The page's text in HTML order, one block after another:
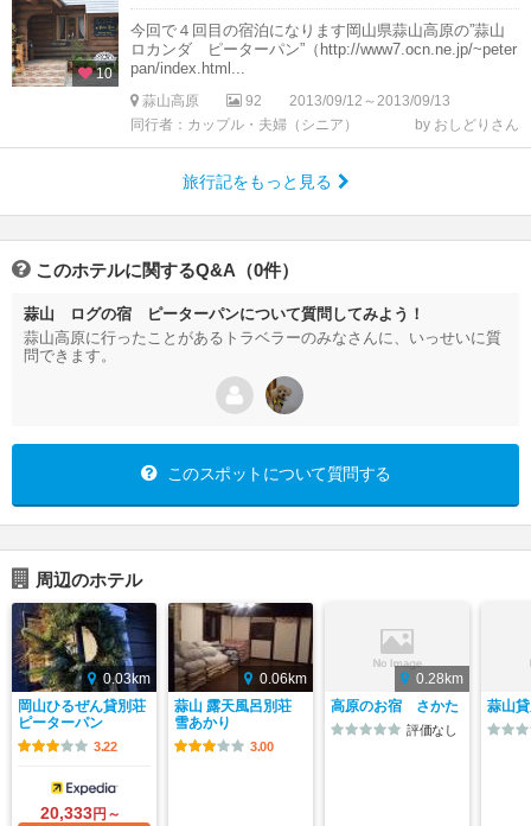
10
今回で４回目の宿泊になります岡山県蒜山高原の”蒜山
ロカンダ ピーターパン”（http://www7.ocn.ne.jp/~peter
pan/index.html...
蒜山高原 92
2013/09/12～2013/09/13
同行者：カップル・夫婦（シニア）
by おしどりさん
旅行記をもっと見る
このホテルに関するQ&A（0件）
蒜山 ログの宿 ピーターパンについて質問してみよう！
蒜山高原に行ったことがあるトラベラーのみなさんに、いっせいに質
問できます。
このスポットについて質問する
周辺のホテル
0.03km
岡山ひるぜん貸別荘
ピーターパン
3.22
20,333円～
0.06km
蒜山 露天風呂別荘
雪あかり
3.00
0.28km
高原のお宿 さかた
評価なし
蒜山